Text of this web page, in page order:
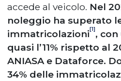
accede al veicolo. Nel
noleggio ha superato
immatricolazioni [1] ,
quasi l’11% rispetto al
ANIASA e Dataforce.
34% delle